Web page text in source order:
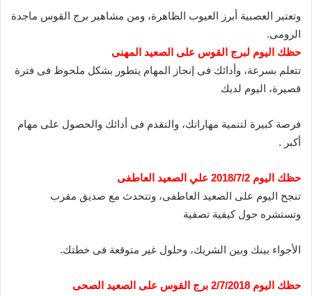
وتعتبر العصبية أبرز العيوب الظاهرة، ومن مشاهير برج القوس ماجدة
الرومى.
حظك اليوم لبرج القوس على الصعيد المهنى
تتعلم بسرعة، وأدائك فى إنجاز المهام يتطور بشكل ملحوظ فى فترة
قصيرة، اليوم لديك
فرصة كبيرة لتنمية مهاراتك، والتقدم فى أدائك والحصول على مهام
أكبر .
حظك اليوم 2018/7/2 علي الصعيد العاطفى
تنجح اليوم على الصعيد العاطفى، وتتحدث مع صديق مقرب
وتستشره حول كيفية تصفية
الأجواء بينك وبين الشريك، وحلول غير متوقعة فى خطتك.
حظك اليوم 2/7/2018 برج القوس على الصعيد الصحى